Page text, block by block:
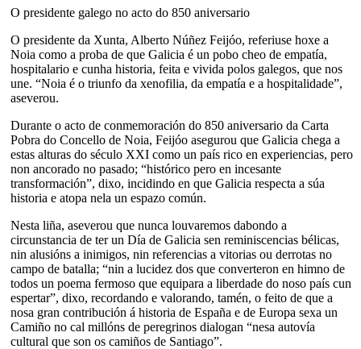
O presidente galego no acto do 850 aniversario
O presidente da Xunta, Alberto Núñez Feijóo, referiuse hoxe a
Noia como a proba de que Galicia é un pobo cheo de empatía,
hospitalario e cunha historia, feita e vivida polos galegos, que nos
une. “Noia é o triunfo da xenofilia, da empatía e a hospitalidade”,
aseverou.
Durante o acto de conmemoración do 850 aniversario da Carta
Pobra do Concello de Noia, Feijóo asegurou que Galicia chega a
estas alturas do século XXI como un país rico en experiencias, pero
non ancorado no pasado; “histórico pero en incesante
transformación”, dixo, incidindo en que Galicia respecta a súa
historia e atopa nela un espazo común.
Nesta liña, aseverou que nunca louvaremos dabondo a
circunstancia de ter un Día de Galicia sen reminiscencias bélicas,
nin alusións a inimigos, nin referencias a vitorias ou derrotas no
campo de batalla; “nin a lucidez dos que converteron en himno de
todos un poema fermoso que equipara a liberdade do noso país cun
espertar”, dixo, recordando e valorando, tamén, o feito de que a
nosa gran contribución á historia de España e de Europa sexa un
Camiño no cal millóns de peregrinos dialogan “nesa autovía
cultural que son os camiños de Santiago”.